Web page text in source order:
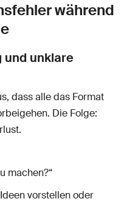
während
und unklare
dass alle das Format
Die Folge:
machen?“
vorstellen oder